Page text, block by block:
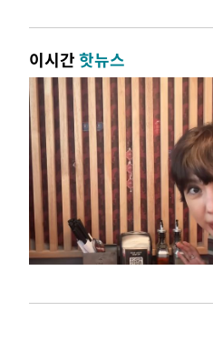
이시간핫뉴스